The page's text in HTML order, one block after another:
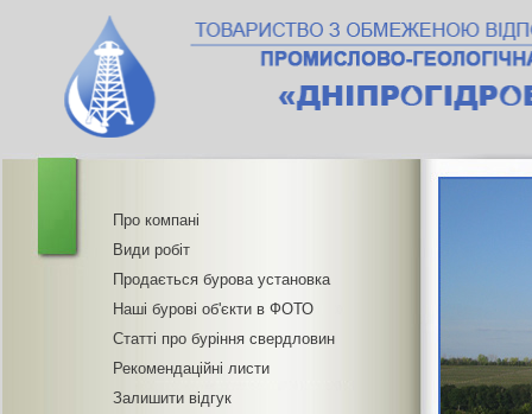
Про компані
Види робіт
Продається бурова установка
Наші бурові об'єкти в ФОТО
Статті про буріння свердловин
Рекомендаційні листи
Залишити відгук